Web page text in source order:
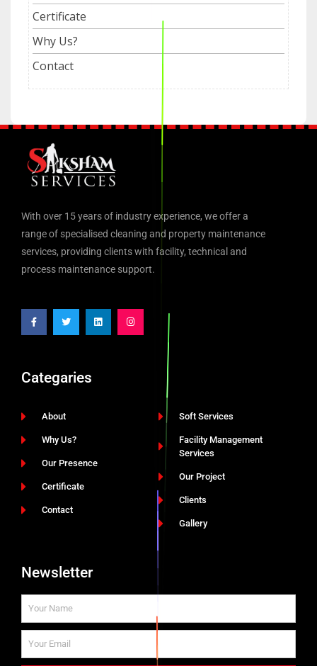
Certificate
Why Us?
Contact
With over 15 years of industry experience, we offer a
range of specialised cleaning and property maintenance
services, providing clients with facility, technical and
process maintenance support.
Categaries
About
Why Us?
Our Presence
Certificate
Contact
Soft Services
Facility Management
Services
Our Project
Clients
Gallery
Newsletter